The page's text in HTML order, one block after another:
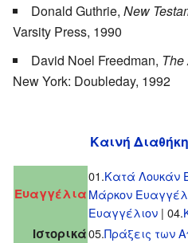
Donald Guthrie, New
Varsity Press, 1990
David Noel Freedman, The
New York: Doubleday, 1992
Καινή
Ευαγγέλια
01.Κατά Λουκάν
Μάρκον
Ευαγγέλιον | 04.
Ιστορικά05.Πράξεις των